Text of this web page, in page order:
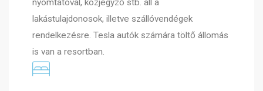
nyomtatóval, közjegyző stb. áll a
lakástulajdonosok, illetve szállóvendégek
rendelkezésre. Tesla autók számára töltő állomás
is van a resortban.